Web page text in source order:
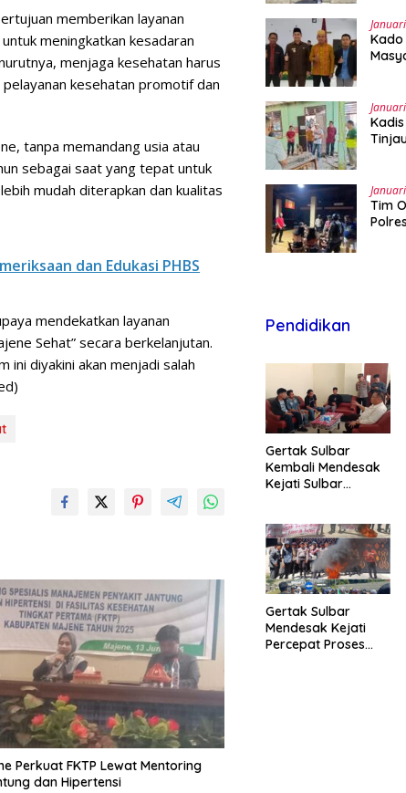
memberikan layanan
meningkatkan kesadaran
menjaga kesehatan harus
kesehatan promotif dan
tanpa memandang usia atau
sebagai saat yang tepat untuk
mudah diterapkan dan kualitas
dan Edukasi PHBS
mendekatkan layanan
Sehat” secara berkelanjutan.
ini diyakini akan menjadi salah
Perkuat FKTP Lewat Mentoring
dan Hipertensi
Kado
Tim
Pendidikan
Gertak Sulbar
Kembali Mendesak
Kejati Sulbar
Majene
Gertak Sulbar
Mendesak Kejati
Percepat Proses